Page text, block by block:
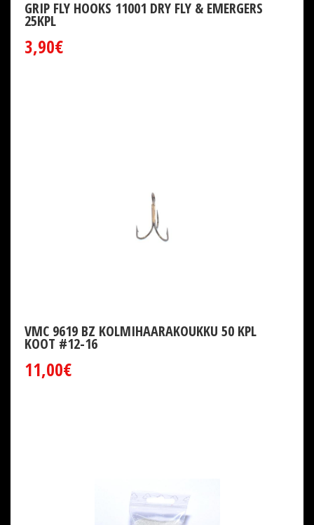
GRIP FLY HOOKS 11001 DRY FLY & EMERGERS
25KPL
3,90€
VMC 9619 BZ KOLMIHAARAKOUKKU 50 KPL
KOOT #12-16
11,00€